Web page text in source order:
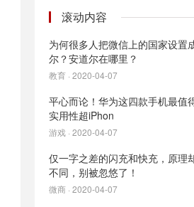
滚动内容
为何很多人把微信上的国家设置
尔？安道尔在哪里？
教育 · 2020-04-07
平心而论！华为这四款手机最值
实用性超iPhon
游戏 · 2020-04-07
仅一字之差的闪充和快充，原理
不同，别被忽悠了！
微商 · 2020-04-07